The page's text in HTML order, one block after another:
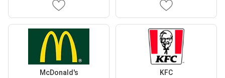
McDonald's KFC